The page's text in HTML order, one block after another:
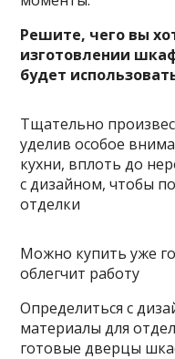
Решите, чего вы
изготовлении
будет
Тщательно
уделив особое
кухни, вплоть до
с дизайном, чтобы
отделки
Можно купить уже
облегчит работу
Определиться с
материалы для
готовые дверцы